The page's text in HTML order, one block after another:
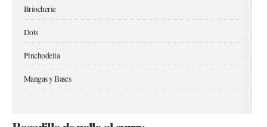
Briocherie
Dots
Pinchodelia
Mangas y Bases